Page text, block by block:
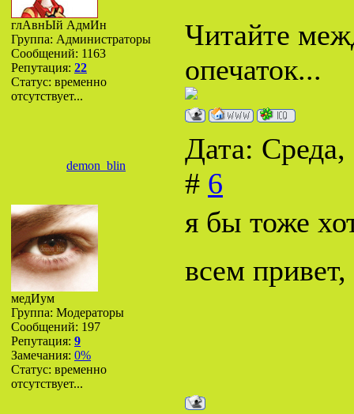
глАвнЫй АдмИн
Группа: Администраторы
Сообщений: 1163
Репутация: 22
Статус: временно
отсутствует...
Читайте
опечаток...
demon_blin
Дата:
# 6
медИум
Группа: Модераторы
Сообщений: 197
Репутация: 9
Замечания: 0%
Статус: временно
отсутствует...
я бы тоже
всем